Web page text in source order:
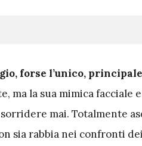
forse l’unico,
ma la sua mimica facciale
mai. Totalmente
sia rabbia nei confronti